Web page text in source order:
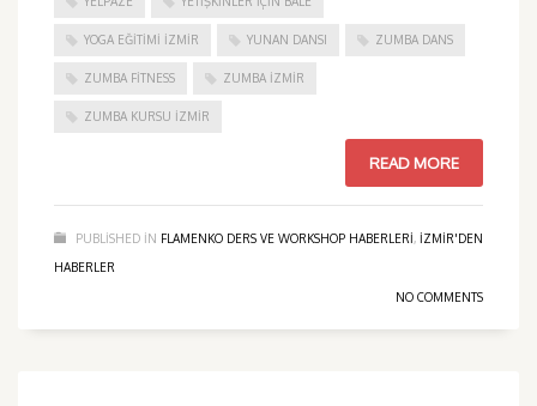
YOGA EĞITIMI İZMIR YUNAN DANSI ZUMBA DANS
ZUMBA FITNESS ZUMBA İZMIR
ZUMBA KURSU İZMIR
READ MORE
PUBLISHED IN FLAMENKO DERS VE WORKSHOP HABERLERI, IZMIR'DEN
HABERLER
NO COMMENTS